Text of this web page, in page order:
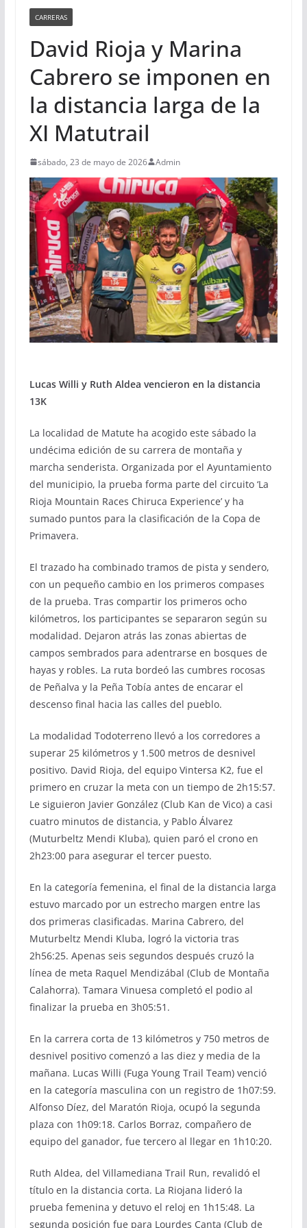
CARRERAS
David Rioja y Marina
Cabrero se imponen en
la distancia larga de la
XI Matutrail
sábado, 23 de mayo de 2026 Admin
Lucas Willi y Ruth Aldea vencieron en la distancia
13K
La localidad de Matute ha acogido este sábado la
undécima edición de su carrera de montaña y
marcha senderista. Organizada por el Ayuntamiento
del municipio, la prueba forma parte del circuito ‘La
Rioja Mountain Races Chiruca Experience’ y ha
sumado puntos para la clasificación de la Copa de
Primavera.
El trazado ha combinado tramos de pista y sendero,
con un pequeño cambio en los primeros compases
de la prueba. Tras compartir los primeros ocho
kilómetros, los participantes se separaron según su
modalidad. Dejaron atrás las zonas abiertas de
campos sembrados para adentrarse en bosques de
hayas y robles. La ruta bordeó las cumbres rocosas
de Peñalva y la Peña Tobía antes de encarar el
descenso final hacia las calles del pueblo.
La modalidad Todoterreno llevó a los corredores a
superar 25 kilómetros y 1.500 metros de desnivel
positivo. David Rioja, del equipo Vintersa K2, fue el
primero en cruzar la meta con un tiempo de 2h15:57.
Le siguieron Javier González (Club Kan de Vico) a casi
cuatro minutos de distancia, y Pablo Álvarez
(Muturbeltz Mendi Kluba), quien paró el crono en
2h23:00 para asegurar el tercer puesto.
En la categoría femenina, el final de la distancia larga
estuvo marcado por un estrecho margen entre las
dos primeras clasificadas. Marina Cabrero, del
Muturbeltz Mendi Kluba, logró la victoria tras
2h56:25. Apenas seis segundos después cruzó la
línea de meta Raquel Mendizábal (Club de Montaña
Calahorra). Tamara Vinuesa completó el podio al
finalizar la prueba en 3h05:51.
En la carrera corta de 13 kilómetros y 750 metros de
desnivel positivo comenzó a las diez y media de la
mañana. Lucas Willi (Fuga Young Trail Team) venció
en la categoría masculina con un registro de 1h07:59.
Alfonso Díez, del Maratón Rioja, ocupó la segunda
plaza con 1h09:18. Carlos Borraz, compañero de
equipo del ganador, fue tercero al llegar en 1h10:20.
Ruth Aldea, del Villamediana Trail Run, revalidó el
título en la distancia corta. La Riojana lideró la
prueba femenina y detuvo el reloj en 1h15:48. La
segunda posición fue para Lourdes Canta (Club de